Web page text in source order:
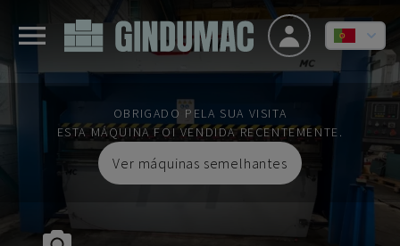
OBRIGADO PELA SUA VISITA
ESTA MÁQUINA FOI VENDIDA RECENTEMENTE.
Ver máquinas semelhantes